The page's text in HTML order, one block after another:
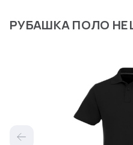
РУБАШКА ПОЛО